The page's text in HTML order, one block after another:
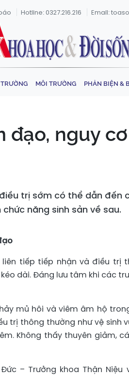
Hotline: 0327.216.216 Email:
MÔI TRƯỜNG PHẢN BIỆN &
đạo, nguy
trị sớm có thể dẫn đến
năng sinh sản về sau.
tiếp tiếp nhận và điều trị
dài. Đáng lưu tâm khi các
mủ hôi và viêm âm hộ
trị thông thường như vệ sinh
Không thấy thuyên giảm,
– Trưởng khoa Thận Niệu